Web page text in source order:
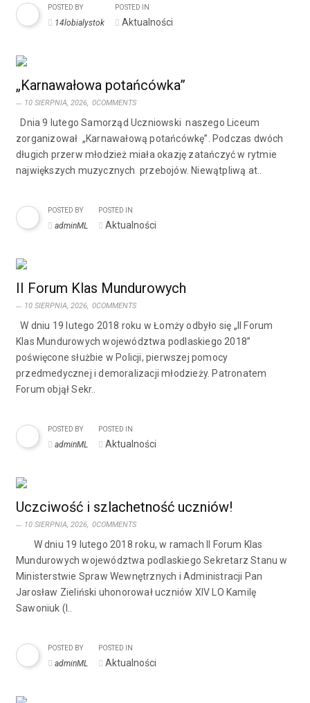
POSTED BY
14lobialystok
POSTED IN
Aktualności
„Karnawałowa potańcówka”
10 SIERPNIA, 2026, 0COMMENTS
Dnia 9 lutego Samorząd Uczniowski naszego Liceum
zorganizował „Karnawałową potańcówkę”. Podczas dwóch
długich przerw młodzież miała okazję zatańczyć w rytmie
największych muzycznych przebojów. Niewątpliwą at..
POSTED BY
adminML
POSTED IN
Aktualności
II Forum Klas Mundurowych
10 SIERPNIA, 2026, 0COMMENTS
W dniu 19 lutego 2018 roku w Łomży odbyło się „II Forum
Klas Mundurowych województwa podlaskiego 2018”
poświęcone służbie w Policji, pierwszej pomocy
przedmedycznej i demoralizacji młodzieży. Patronatem
Forum objął Sekr..
POSTED BY
adminML
POSTED IN
Aktualności
Uczciwość i szlachetność uczniów!
10 SIERPNIA, 2026, 0COMMENTS
W dniu 19 lutego 2018 roku, w ramach II Forum Klas
Mundurowych województwa podlaskiego Sekretarz Stanu w
Ministerstwie Spraw Wewnętrznych i Administracji Pan
Jarosław Zieliński uhonorował uczniów XIV LO Kamilę
Sawoniuk (I..
POSTED BY
adminML
POSTED IN
Aktualności